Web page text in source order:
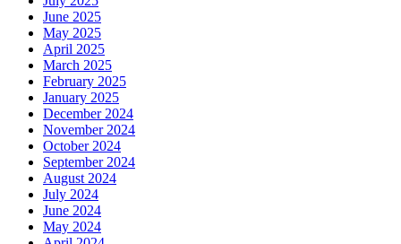
June 2025
May 2025
April 2025
March 2025
February 2025
January 2025
December 2024
November 2024
October 2024
September 2024
August 2024
July 2024
June 2024
May 2024